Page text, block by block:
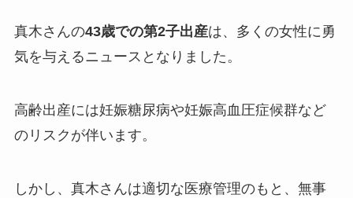
真木さんの43歳での第2子出産は、多くの女性に勇
気を与えるニュースとなりました。
高齢出産には妊娠糖尿病や妊娠高血圧症候群など
のリスクが伴います。
しかし、真木さんは適切な医療管理のもと、無事